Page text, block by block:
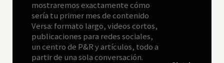
mostraremos exactamente cómo
sería tu primer mes de contenido
Versa: formato largo, videos cortos,
publicaciones para redes sociales,
un centro de P&R y artículos, todo a
partir de una sola conversación.